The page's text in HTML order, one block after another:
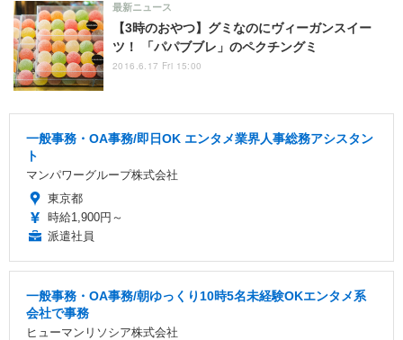
【3時のおやつ】グミなのにヴィーガンスイー
ツ！ 「パパブブレ」のペクチングミ
最新ニュース
2016.6.17 Fri 15:00
一般事務・OA事務/即日OK エンタメ業界人事総務アシスタン
ト
マンパワーグループ株式会社
東京都
時給1,900円～
派遣社員
一般事務・OA事務/朝ゆっくり10時5名未経験OKエンタメ系
会社で事務
ヒューマンリソシア株式会社